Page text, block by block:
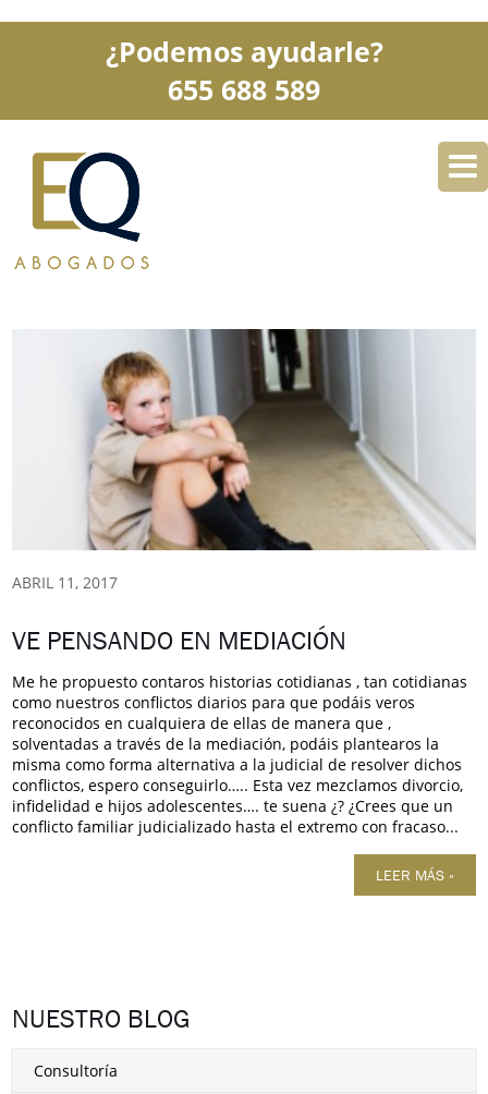
¿Podemos ayudarle?
655 688 589
SERVICIOS
BLOG CONTACTO
ABRIL 11, 2017
VE PENSANDO EN MEDIACIÓN
Me he propuesto contaros historias cotidianas , tan cotidianas
como nuestros conflictos diarios para que podáis veros
reconocidos en cualquiera de ellas de manera que ,
solventadas a través de la mediación, podáis plantearos la
misma como forma alternativa a la judicial de resolver dichos
conflictos, espero conseguirlo….. Esta vez mezclamos divorcio,
infidelidad e hijos adolescentes…. te suena ¿? ¿Crees que un
conflicto familiar judicializado hasta el extremo con fracaso...
LEER MÁS »
NUESTRO BLOG
Consultoría